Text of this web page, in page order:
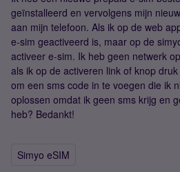
geïnstalleerd en vervolgens mijn
aan mijn telefoon. Als ik op de web
e-sim geactiveerd is, maar op de
activeer e-sim. Ik heb geen netwerk
als ik op de activeren link of knop
om een sms code in te voegen die ik
oplossen omdat ik geen sms krijg en
heb? Bedankt!
Simyo eSIM